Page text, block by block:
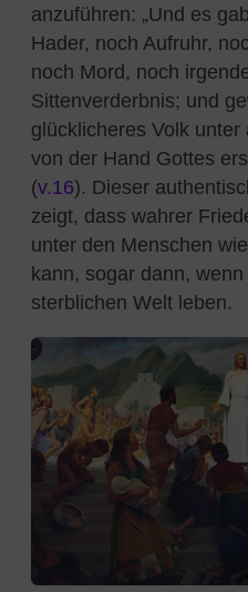
anzuführen: „Und es
Hader, noch Aufruhr,
noch Mord, noch
Sittenverderbnis; und
glücklicheres Volk
von der Hand Gottes
(v.16). Dieser
zeigt, dass wahrer
unter den Menschen
kann, sogar dann,
sterblichen Welt leben.